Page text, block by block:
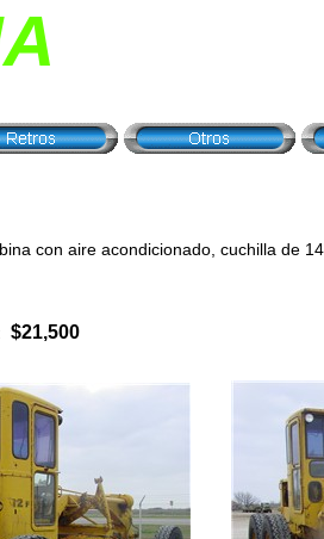
con aire acondicionado, cuchilla de
$21,500